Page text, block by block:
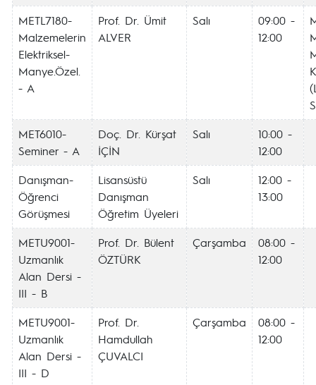
METL7180-
Malzemelerin
Elektriksel-
Manye.Özel.
- A
Prof. Dr. Ümit
ALVER
Salı
09:00 -
12:00
MET6010-
Seminer - A
Doç. Dr. Kürşat
İÇİN
Salı
10:00 -
12:00
Danışman-
Öğrenci
Görüşmesi
Lisansüstü
Danışman
Öğretim Üyeleri
Salı
12:00 -
13:00
METU9001-
Uzmanlık
Alan Dersi -
III - B
Prof. Dr. Bülent
ÖZTÜRK
Çarşamba
08:00 -
12:00
METU9001-
Uzmanlık
Alan Dersi -
III - D
Prof. Dr.
Hamdullah
ÇUVALCI
Çarşamba
08:00 -
12:00